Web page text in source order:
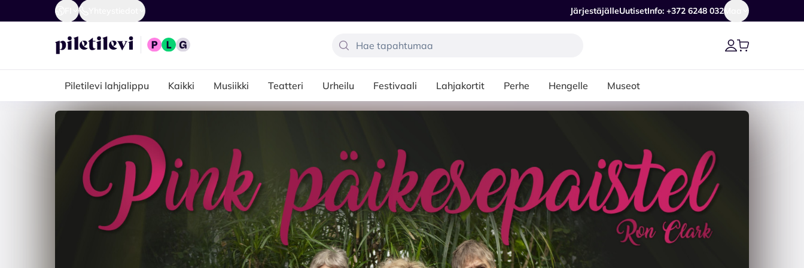
JärjestäjälleUutisetInfo: +372 6248 032Maa
Piletilevi lahjalippu Kaikki Musiikki Teatteri Urheilu Festivaali Lahjakortit Perhe Hengelle Museot